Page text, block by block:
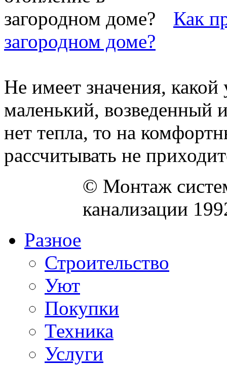
Как
загородном доме?
Не имеет значения,
маленький, возведенный
нет тепла, то на
рассчитывать не
© Монтаж
канализации
Разное
Строительство
Уют
Покупки
Техника
Услуги